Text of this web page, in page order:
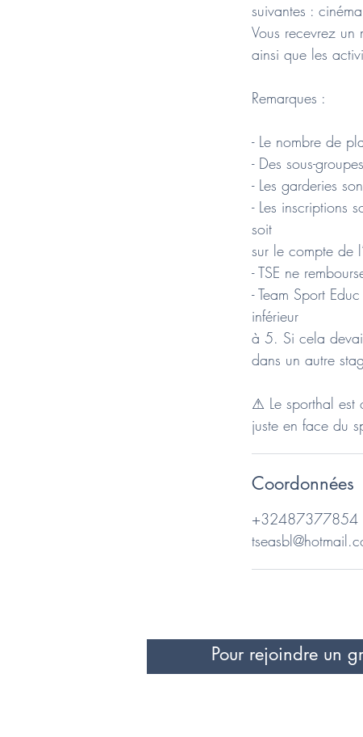
suivantes :
Vous recevrez un
ainsi que les
Remarques :
- Le nombre de
- Des sous-
- Les garderies
- Les inscriptions
soit
sur le compte de
- TSE ne
- Team Sport
inférieur
à 5. Si cela
dans un autre
⚠ Le sporthal est
juste en face du
Coordonnées
+32487377854
Pour rejoindre un